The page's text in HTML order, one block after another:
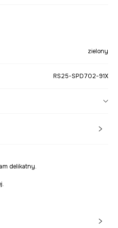
zielony
RS25-SPD702-91X
delikatny.